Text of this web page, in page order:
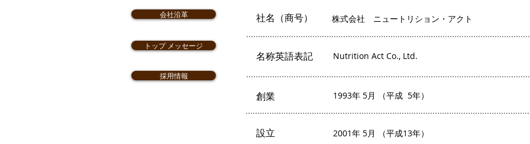
会社沿革
トップ メッセージ
採用情報
社名（商号） 株式会社 ニュートリション・アクト
名称英語表記 Nutrition Act Co., Ltd.
創業 1993年 5月 （平成 5年）
設立 2001年 5月 （平成13年）